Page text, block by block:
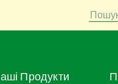
Пошук
Наші Продукти